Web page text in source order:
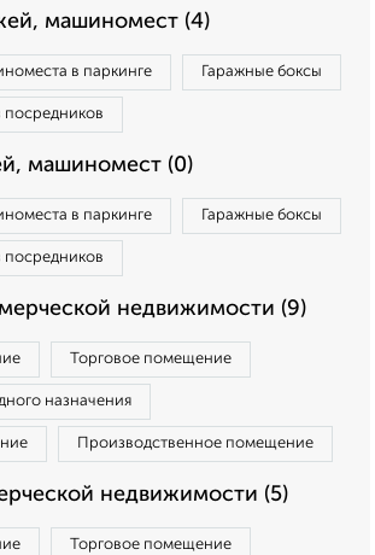
машиномест (4)
в паркинге Гаражные боксы
посредников
машиномест (0)
в паркинге Гаражные боксы
посредников
недвижимости (9)
Торговое помещение
назначения
Производственное помещение
недвижимости (5)
Торговое помещение